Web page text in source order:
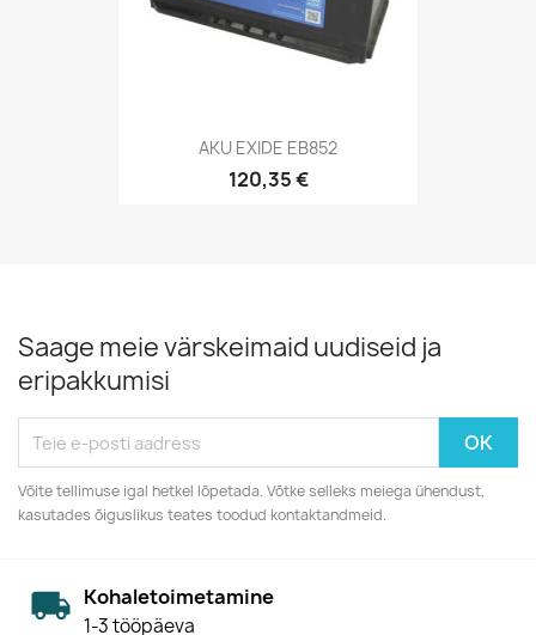
AKU EXIDE EB852
120,35 €
Saage meie värskeimaid uudiseid ja
eripakkumisi
Võite tellimuse igal hetkel lõpetada. Võtke selleks meiega ühendust,
kasutades õiguslikus teates toodud kontaktandmeid.
Kohaletoimetamine
1-3 tööpäeva